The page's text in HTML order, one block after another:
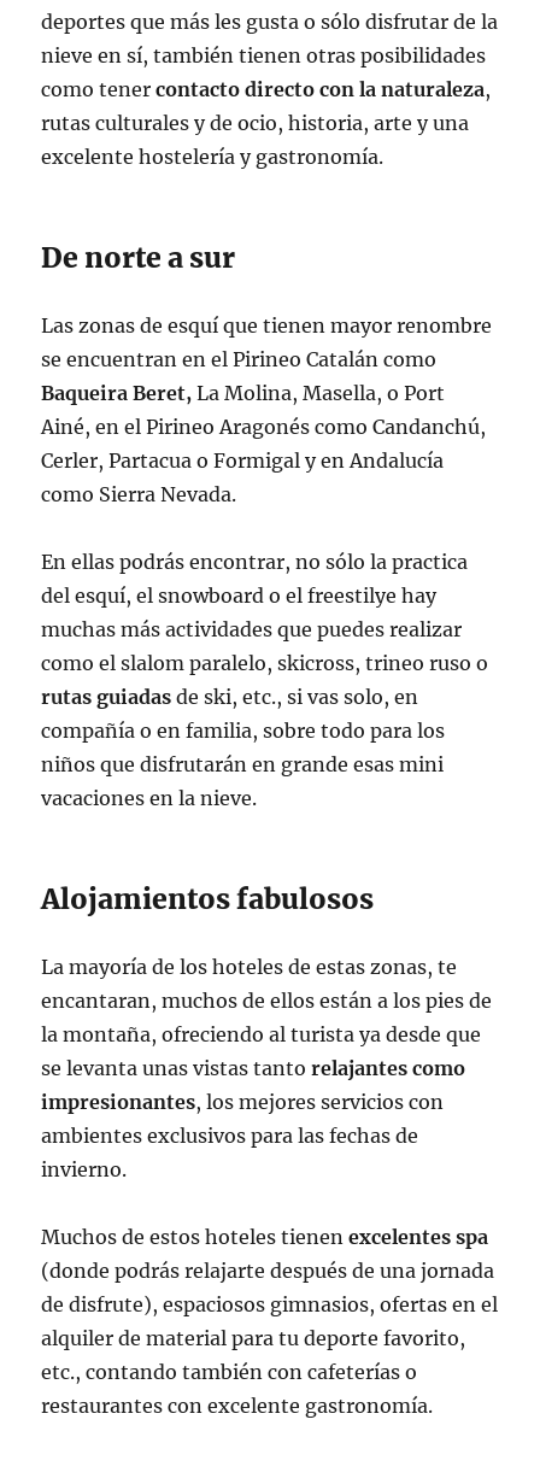
deportes que más les gusta o sólo disfrutar de la
nieve en sí, también tienen otras posibilidades
como tenercontacto directo con la naturaleza,
rutas culturales y de ocio, historia, arte y una
excelente hostelería y gastronomía.
De norte a sur
Las zonas de esquí que tienen mayor renombre
se encuentran en el Pirineo Catalán como
Baqueira Beret, La Molina, Masella, o Port
Ainé, en el Pirineo Aragonés como Candanchú,
Cerler, Partacua o Formigal y en Andalucía
como Sierra Nevada.
En ellas podrás encontrar, no sólo la practica
del esquí, el snowboard o el freestilye hay
muchas más actividades que puedes realizar
como el slalom paralelo, skicross, trineo ruso o
rutas guiadas de ski, etc., si vas solo, en
compañía o en familia, sobre todo para los
niños que disfrutarán en grande esas mini
vacaciones en la nieve.
Alojamientos fabulosos
La mayoría de los hoteles de estas zonas, te
encantaran, muchos de ellos están a los pies de
la montaña, ofreciendo al turista ya desde que
se levanta unas vistas tantorelajantes como
impresionantes, los mejores servicios con
ambientes exclusivos para las fechas de
invierno.
Muchos de estos hoteles tienenexcelentes spa
(donde podrás relajarte después de una jornada
de disfrute), espaciosos gimnasios, ofertas en el
alquiler de material para tu deporte favorito,
etc., contando también con cafeterías o
restaurantes con excelente gastronomía.